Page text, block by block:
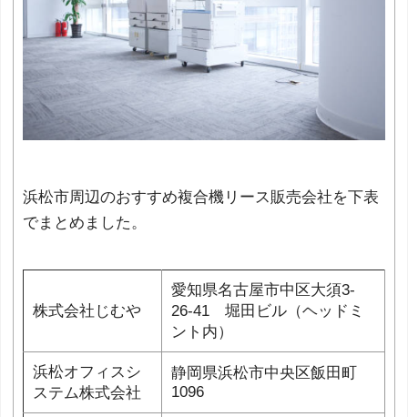
浜松市周辺のおすすめ複合機リース販売会社を下表
でまとめました。
株式会社じむや
愛知県名古屋市中区大須3-
26-41 堀田ビル（ヘッドミ
ント内）
浜松オフィスシ
ステム株式会社
静岡県浜松市中央区飯田町
1096